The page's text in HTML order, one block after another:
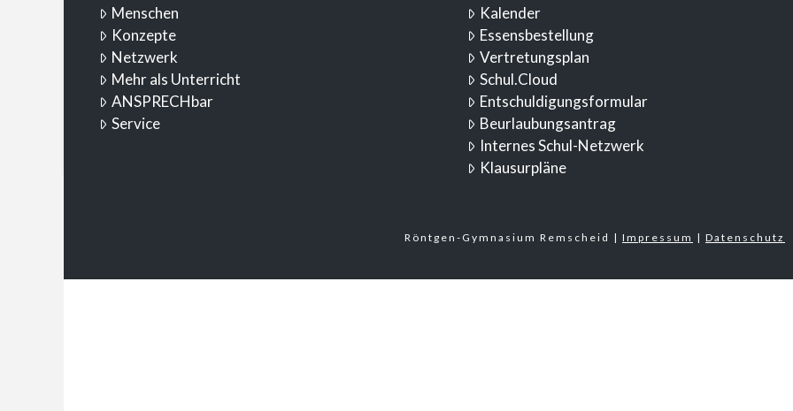
Menschen
Konzepte
Netzwerk
Mehr als Unterricht
ANSPRECHbar
Service
Kalender
Essensbestellung
Vertretungsplan
Schul.Cloud
Entschuldigungsformular
Beurlaubungsantrag
Internes Schul-Netzwerk
Klausurpläne
Röntgen-Gymnasium Remscheid | Impressum | Datenschutz